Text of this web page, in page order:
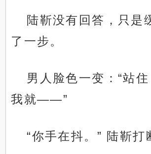
陆靳没有回答，只是
了一步。
男人脸色一变：“站
我就——”
“你手在抖。” 陆靳打